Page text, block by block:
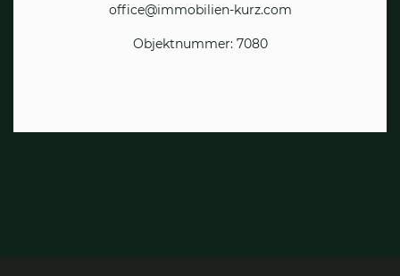
office@immobilien-kurz.com
Objektnummer: 7080